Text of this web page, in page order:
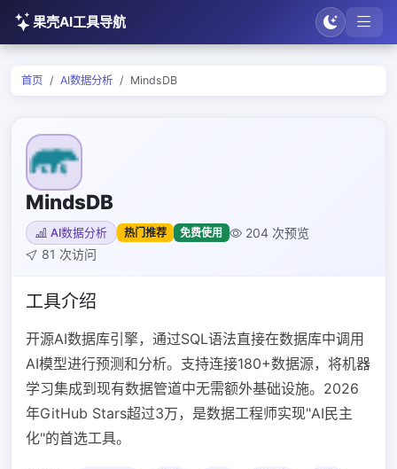
果壳AI工具导航
首页 AI数据分析 MindsDB
MindsDB
AI数据分析 热门推荐 免费使用
204 次预览
81 次访问
工具介绍
开源AI数据库引擎，通过SQL语法直接在数据库中调用
AI模型进行预测和分析。支持连接180+数据源，将机器
学习集成到现有数据管道中无需额外基础设施。2026
年GitHub Stars超过3万，是数据工程师实现"AI民主
化"的首选工具。